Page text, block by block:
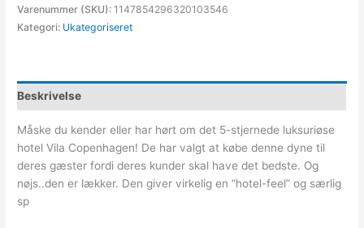
Varenummer (SKU): 1147854296320103546
Kategori: Ukategoriseret
Beskrivelse
Måske du kender eller har hørt om det 5-stjernede luksuriøse
hotel Vila Copenhagen! De har valgt at købe denne dyne til
deres gæster fordi deres kunder skal have det bedste. Og
nøjs..den er lækker. Den giver virkelig en “hotel-feel” og særlig
sp